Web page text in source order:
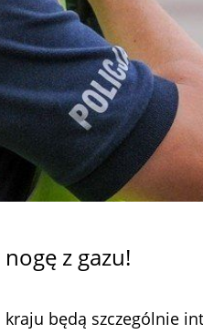
z gazu!
będą szczególnie